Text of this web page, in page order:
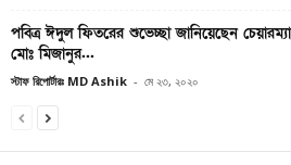
পবিত্র ঈদুল ফিতরের শুভেচ্ছা জানিয়েছেন
মোঃ মিজানুর...
স্টাফ রিপোর্টারঃ MD Ashik - মে ২৩, ২০২০